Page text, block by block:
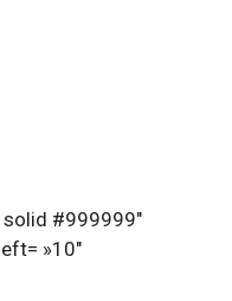
solid #999999″
»10″